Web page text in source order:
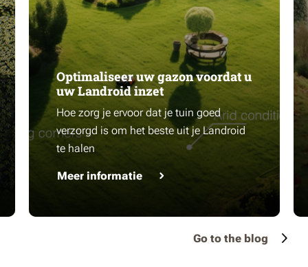
Optimaliseer uw gazon voordat u
uw Landroid inzet
Hoe zorg je ervoor dat je tuin goed
verzorgd is om het beste uit je Landroid
te halen
Meer informatie
Go to the blog